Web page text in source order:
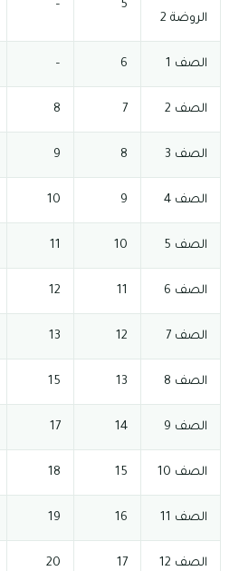
الروضة 2
5
–
الصف 1 6
–
الصف 2 7
8
الصف 3 8
9
الصف 4 9
10
الصف 5 10
11
الصف 6 11
12
الصف 7 12
13
الصف 8 13
15
الصف 9 14
17
الصف 10 15
18
الصف 11 16
19
الصف 12 17
20